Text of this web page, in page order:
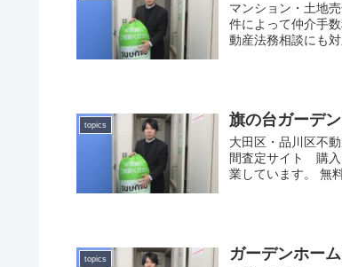
マンション・土地
件によって仲介手
動産法務相談にも
topics 旗の台ガーデ
大田区・品川区不
間査定サイト 購入
業しています。 無
topics ガーデンホー